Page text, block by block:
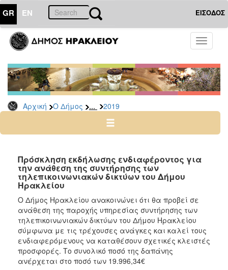
GR EN ΕΙΣΟΔΟΣ
Toggle
Αρχική Ο Δήμος ... 2019
ΔΗΜΟΣ
Διακηρύξεις
-
Δημοπρασίες
Αρχείο
2025
2023
2022
2020
2019
2018
2017
Πρόσκληση εκδήλωσης ενδιαφέροντος για
την ανάθεση της συντήρησης των
τηλεπικοινωνιακών δικτύων του Δήμου
Ηρακλείου
Ο Δήμος Ηρακλείου ανακοινώνει ότι θα προβεί σε
ανάθεση της παροχής υπηρεσίας συντήρησης των
τηλεπικοινωνιακών δικτύων του Δήμου Ηρακλείου
σύμφωνα με τις τρέχουσες ανάγκες και καλεί τους
ενδιαφερόμενους να καταθέσουν σχετικές κλειστές
προσφορές. Το συνολικό ποσό της δαπάνης
ανέρχεται στο ποσό των 19.996,34€